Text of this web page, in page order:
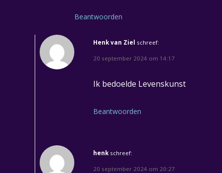
Beantwoorden
Henk van Ziel schreef:
20 september 2024 om 14:17
Ik bedoelde Levenskunst
Beantwoorden
henk schreef:
20 september 2024 om 20:27